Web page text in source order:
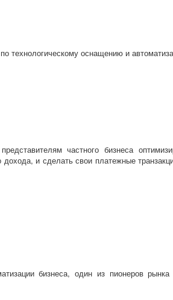
оснащению и
частного бизнеса
и сделать свои платежные
бизнеса, один из пионеров рынка